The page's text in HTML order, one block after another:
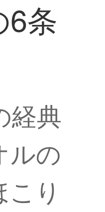
条
経典
ルの
り